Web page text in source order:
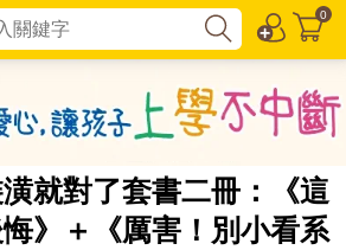
0
就對了套書二冊：《這
》＋《厲害！別小看系